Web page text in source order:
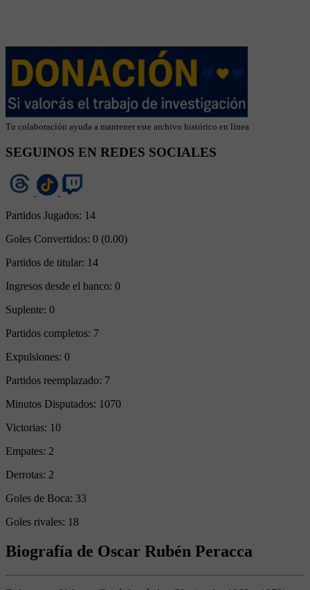
Tu colaboración ayuda a mantener este archivo histórico en línea
SEGUINOS EN REDES SOCIALES
Partidos Jugados: 14
Goles Convertidos: 0 (0.00)
Partidos de titular: 14
Ingresos desde el banco: 0
Suplente: 0
Partidos completos: 7
Expulsiones: 0
Partidos reemplazado: 7
Minutos Disputados: 1070
Victorias: 10
Empates: 2
Derrotas: 2
Goles de Boca: 33
Goles rivales: 18
Biografía de Oscar Rubén Peracca